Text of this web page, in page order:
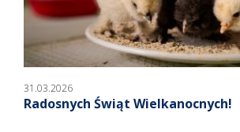
31.03.2026
Radosnych Świąt Wielkanocnych!